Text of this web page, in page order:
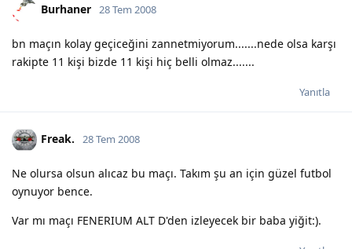
Burhaner 28 Tem 2008
bn maçın kolay geçiceğini zannetmiyorum.......nede olsa karşı
rakipte 11 kişi bizde 11 kişi hiç belli olmaz.......
Yanıtla
Freak. 28 Tem 2008
Ne olursa olsun alıcaz bu maçı. Takım şu an için güzel futbol
oynuyor bence.
Var mı maçı FENERIUM ALT D'den izleyecek bir baba yiğit:).